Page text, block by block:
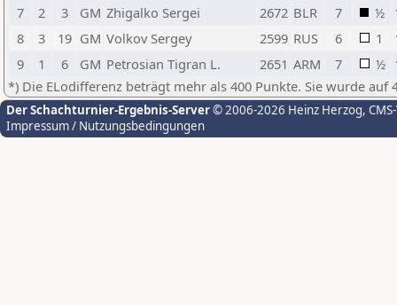
7
2 3 GM Zhigalko Sergei 2672 BLR 7 ½
8
3 19 GM Volkov Sergey 2599 RUS 6 1
9
1 6 GM Petrosian Tigran L. 2651 ARM 7 ½
*) Die ELodifferenz beträgt mehr als 400 Punkte. Sie wurde auf
Der Schachturnier-Ergebnis-Server© 2006-2026 Heinz Herzog,
Impressum / Nutzungsbedingungen